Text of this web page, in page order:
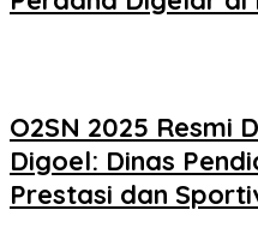
O2SN 2025 Resmi
Digoel: Dinas
Prestasi dan